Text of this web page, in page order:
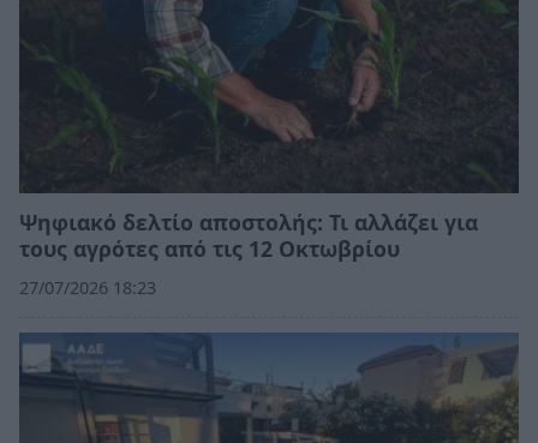
Ψηφιακό δελτίο αποστολής: Τι αλλάζει για
τους αγρότες από τις 12 Οκτωβρίου
27/07/2026 18:23